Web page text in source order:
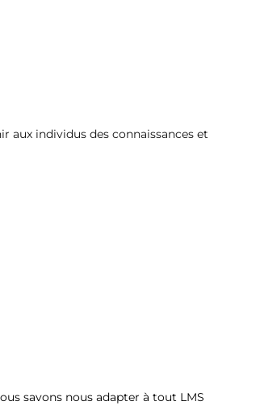
aux individus des connaissances et
savons nous adapter à tout LMS